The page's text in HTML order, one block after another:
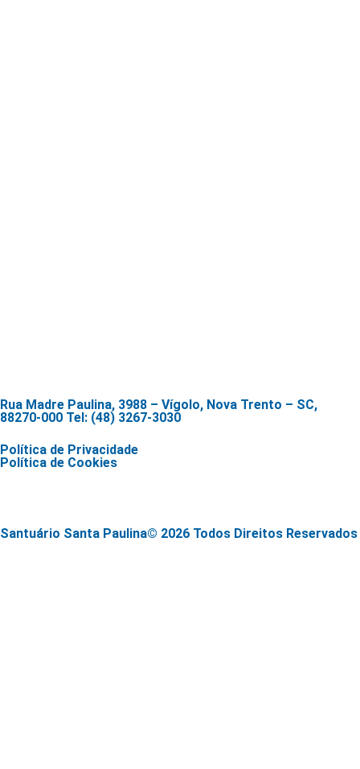
Rua Madre Paulina, 3988 – Vígolo, Nova Trento – SC,
88270-000 Tel: (48) 3267-3030
Política de Privacidade
Política de Cookies
Santuário Santa Paulina© 2026 Todos Direitos Reservados